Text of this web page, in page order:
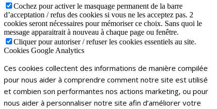
Cochez pour activer le masquage permanent de la barre
d’acceptation / refus des cookies si vous ne les acceptez pas. 2
cookies seront nécessaires pour mémoriser ce choix. Sans quoi le
message apparaitrait à nouveau à chaque page ou fenêtre.
Cliquer pour autoriser / refuser les cookies essentiels au site.
Cookies Google Analytics
Ces cookies collectent des informations de manière compilée
pour nous aider à comprendre comment notre site est utilisé
et combien son performantes nos actions marketing, ou pour
nous aider à personnaliser notre site afin d’améliorer votre